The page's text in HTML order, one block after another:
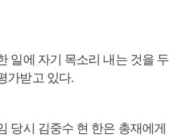
일에 자기 목소리 내는 것을 두
가받고 있다.
당시 김중수 현 한은 총재에게